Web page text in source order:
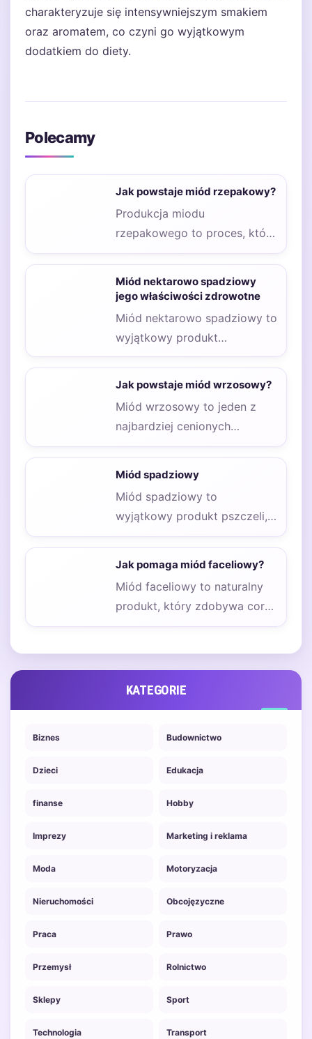
charakteryzuje się intensywniejszym smakiem
oraz aromatem, co czyni go wyjątkowym
dodatkiem do diety.
Polecamy
Jak powstaje miód rzepakowy?
Produkcja miodu
rzepakowego to proces, który
zaczyna się od kwitnienia
która…
Miód nektarowo spadziowy
jego właściwości zdrowotne
Miód nektarowo spadziowy to
wyjątkowy produkt
pszczelarski, który łączy w
sobie składniki pochodzące
Jak powstaje miód wrzosowy?
Miód wrzosowy to jeden z
najbardziej cenionych
rodzajów miodu, który
Miód spadziowy
Miód spadziowy to
wyjątkowy produkt pszczeli,
który wyróżnia się nie tylko
Jak pomaga miód faceliowy?
Miód faceliowy to naturalny
produkt, który zdobywa coraz
większą popularność wśród
KATEGORIE
Biznes Budownictwo
Dzieci Edukacja
finanse Hobby
Imprezy Marketing i reklama
Moda Motoryzacja
Nieruchomości Obcojęzyczne
Praca Prawo
Przemysł Rolnictwo
Sklepy Sport
Technologia Transport